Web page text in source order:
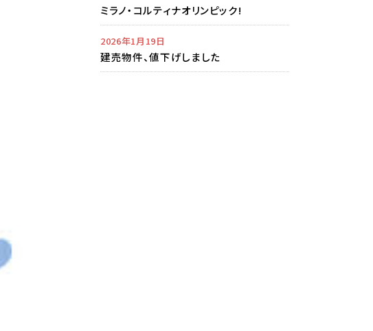
ミラノ・コルティナオリンピック!
2026年1月19日
建売物件、値下げしました